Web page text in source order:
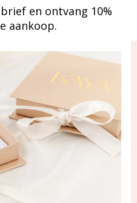
en ontvang 10%
aankoop.